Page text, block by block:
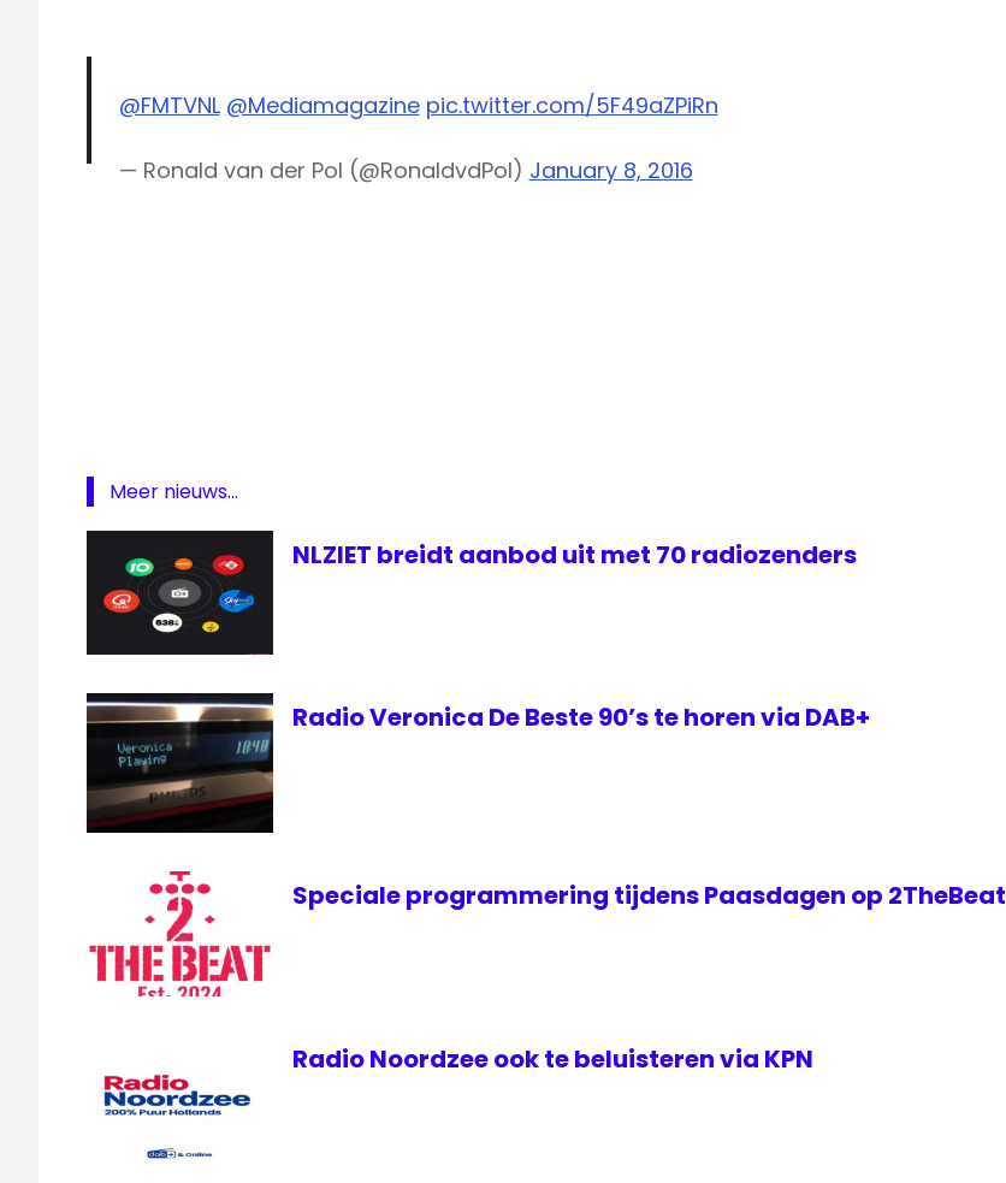
@FMTVNL @Mediamagazine pic.twitter.com/5F49aZPiRn
— Ronald van der Pol (@RonaldvdPol) January 8, 2016
Nederland
Radio
RadioNL
Meer nieuws...
NLZIET breidt aanbod uit met 70 radiozenders
Radio Veronica De Beste 90’s te horen via DAB+
Speciale programmering tijdens Paasdagen op 2TheBeat
Radio Noordzee ook te beluisteren via KPN